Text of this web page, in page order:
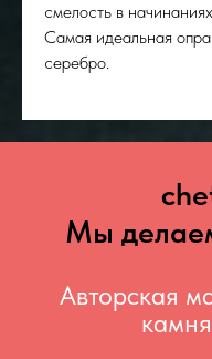
смелость в
Самая идеальная
серебро.
Мы
Авторская